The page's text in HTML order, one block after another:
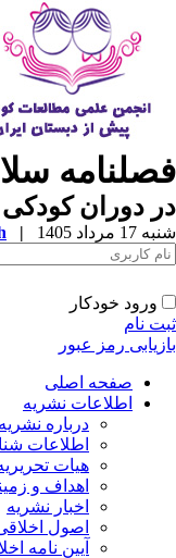
دوران کودکی
مرداد 1405 |
ورود خودکار
نام
رمز عبور
صفحه اصلی
اطلاعات نشریه
درباره نشریه
اطلاعات
هیات تحریریه
اهداف و
اخبار نشریه
اصول اخلاقی
آیین نامه